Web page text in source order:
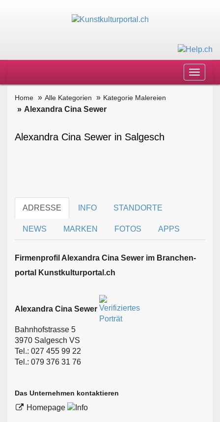
Toggle
Home Alle Kategorien Kategorie Malereien
Alexandra Cina Sewer
Alexandra Cina Sewer in Salgesch
ADRESSE INFO STANDORTE
NEWS MARKEN FOTOS APPS
Firmen­profil Alexandra Cina Sewer im Branchen­
portal Kunstkulturportal.ch
Alexandra Cina Sewer
Bahnhofstrasse 5
3970 Salgesch VS
Tel.: 027 455 99 22
Tel.: 079 376 31 76
Das Unternehmen kontaktieren
Homepage